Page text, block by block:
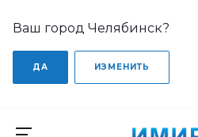
Ваш город Челябинск?
ДА ИЗМЕНИТЬ